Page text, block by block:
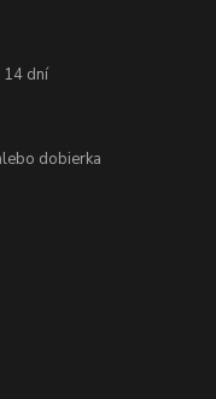
14 dní
dobierka